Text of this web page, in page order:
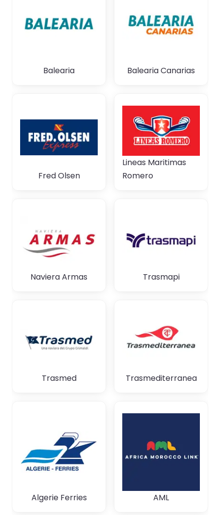
Balearia Balearia Canarias
Fred Olsen
Lineas Maritimas
Romero
Naviera Armas Trasmapi
Trasmed Trasmediterranea
Algerie Ferries AML